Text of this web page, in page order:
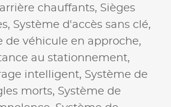
chauffants, Sièges
Système d'accès sans clé,
de véhicule en approche,
au stationnement,
intelligent, Système de
morts, Système de